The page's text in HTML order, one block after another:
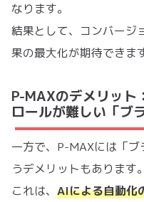
なります。
結果として、コンバージ
果の最大化が期待できま
P-MAXのデメリット
ロールが難しい「ブ
一方で、P-MAXには「
うデメリットもあります。
これは、 AIによる自動化